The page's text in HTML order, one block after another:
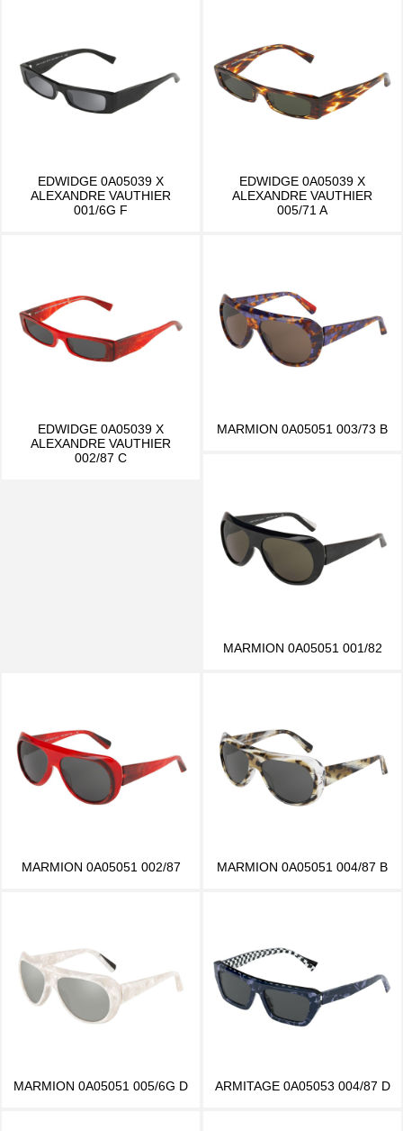
EDWIDGE 0A05039 X
ALEXANDRE VAUTHIER
001/6G F
EDWIDGE 0A05039 X
ALEXANDRE VAUTHIER
005/71 A
EDWIDGE 0A05039 X
ALEXANDRE VAUTHIER
002/87 C
MARMION 0A05051 003/73 B
MARMION 0A05051 001/82
MARMION 0A05051 002/87 MARMION 0A05051 004/87 B
MARMION 0A05051 005/6G D ARMITAGE 0A05053 004/87 D